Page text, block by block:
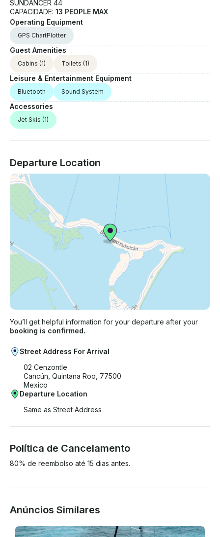
SUNDANCER 44
CAPACIDADE: 13 PEOPLE MAX
Operating Equipment
GPS ChartPlotter
Guest Amenities
Cabins (1) Toilets (1)
Leisure & Entertainment Equipment
Bluetooth Sound System
Accessories
Jet Skis (1)
Departure Location
You’ll get helpful information for your departure after your
booking is confirmed.
Street Address For Arrival
02 Cenzontle
Cancún, Quintana Roo, 77500
Mexico
Departure Location
Same as Street Address
Política de Cancelamento
80% de reembolso até 15 dias antes.
Anúncios Similares